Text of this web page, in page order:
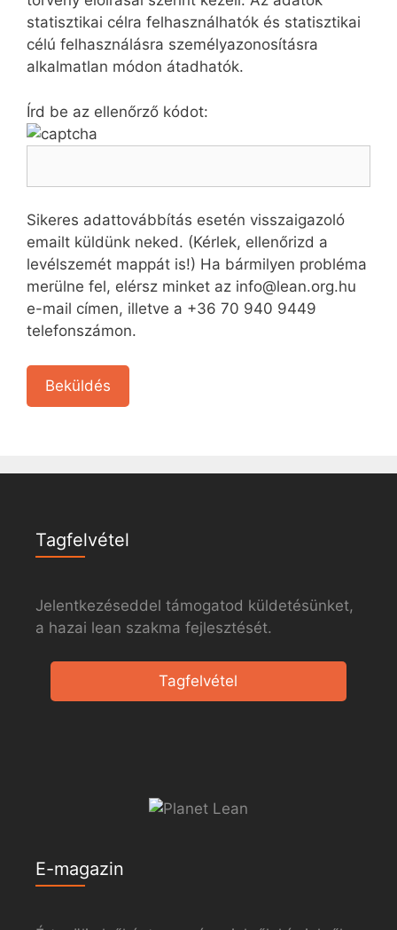
statisztikai célra felhasználhatók és statisztikai
célú felhasználásra személyazonosításra
alkalmatlan módon átadhatók.
Írd be az ellenőrző kódot:
Sikeres adattovábbítás esetén visszaigazoló
emailt küldünk neked. (Kérlek, ellenőrizd a
levélszemét mappát is!) Ha bármilyen probléma
merülne fel, elérsz minket az info@lean.org.hu
e-mail címen, illetve a +36 70 940 9449
telefonszámon.
Tagfelvétel
Jelentkezéseddel támogatod küldetésünket,
a hazai lean szakma fejlesztését.
Tagfelvétel
E-magazin